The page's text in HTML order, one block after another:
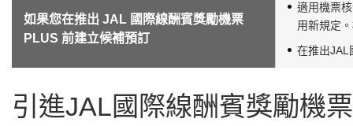
如果您在推出 JAL 國際線酬賓獎勵機票
PLUS 前建立候補預訂
適用機票
用新規定
在推出JAL
引進JAL國際線酬賓獎勵機